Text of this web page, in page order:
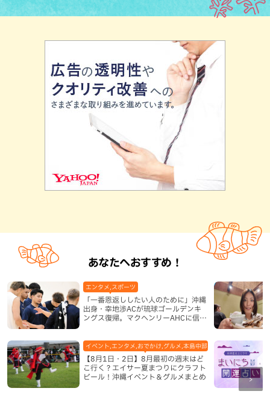
あなたへおすすめ！
「一番恩返ししたい人のために」沖縄
出身・幸地渉ACが琉球ゴールデンキ
ングス復帰。マクヘンリーAHCに信頼
エンタメ,スポーツ
【8月1日・2日】8月最初の週末はど
こ行く？エイサー夏まつりにクラフト
ビール！沖縄イベント＆グルメまとめ
イベント,エンタメ,おでかけ,グルメ,本島中部,本島北部,本島南部